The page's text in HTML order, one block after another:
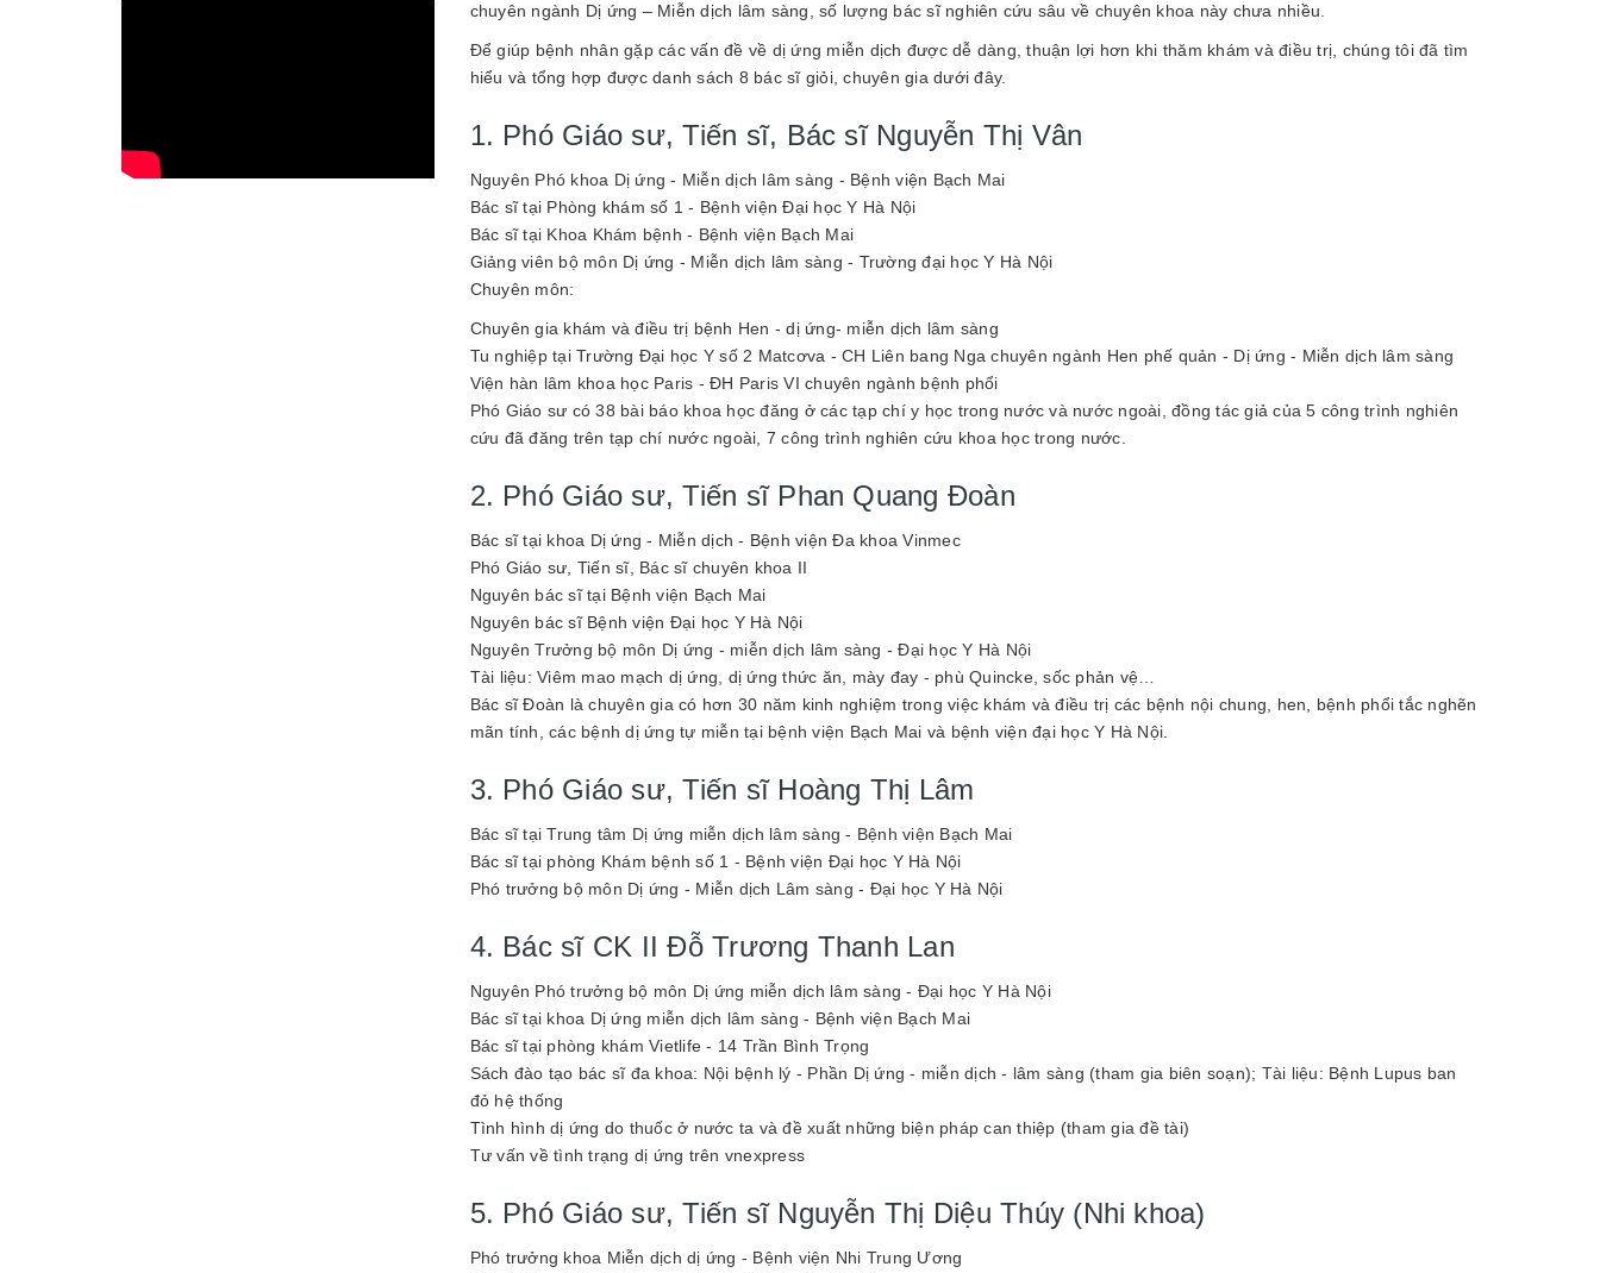
chuyên ngành Dị ứng – Miễn dịch lâm sàng, số lượng bác sĩ nghiên cứu sâu về chuyên khoa này chưa nhiều.
Để giúp bệnh nhân gặp các vấn đề về dị ứng miễn dịch được dễ dàng, thuận lợi hơn khi thăm khám và điều trị, chúng tôi đã tìm
hiểu và tổng hợp được danh sách 8 bác sĩ giỏi, chuyên gia dưới đây.
1. Phó Giáo sư, Tiến sĩ, Bác sĩ Nguyễn Thị Vân
Nguyên Phó khoa Dị ứng - Miễn dịch lâm sàng - Bệnh viện Bạch Mai
Bác sĩ tại Phòng khám số 1 - Bệnh viện Đại học Y Hà Nội
Bác sĩ tại Khoa Khám bệnh - Bệnh viện Bạch Mai
Giảng viên bộ môn Dị ứng - Miễn dịch lâm sàng - Trường đại học Y Hà Nội
Chuyên môn:
Chuyên gia khám và điều trị bệnh Hen - dị ứng- miễn dịch lâm sàng
Tu nghiệp tại Trường Đại học Y số 2 Matcơva - CH Liên bang Nga chuyên ngành Hen phế quản - Dị ứng - Miễn dịch lâm sàng
Viện hàn lâm khoa học Paris - ĐH Paris VI chuyên ngành bệnh phổi
Phó Giáo sư có 38 bài báo khoa học đăng ở các tạp chí y học trong nước và nước ngoài, đồng tác giả của 5 công trình nghiên
cứu đã đăng trên tạp chí nước ngoài, 7 công trình nghiên cứu khoa học trong nước.
2. Phó Giáo sư, Tiến sĩ Phan Quang Đoàn
Bác sĩ tại khoa Dị ứng - Miễn dịch - Bệnh viện Đa khoa Vinmec
Phó Giáo sư, Tiến sĩ, Bác sĩ chuyên khoa II
Nguyên bác sĩ tại Bệnh viện Bạch Mai
Nguyên bác sĩ Bệnh viện Đại học Y Hà Nội
Nguyên Trưởng bộ môn Dị ứng - miễn dịch lâm sàng - Đại học Y Hà Nội
Tài liệu: Viêm mao mạch dị ứng, dị ứng thức ăn, mày đay - phù Quincke, sốc phản vệ…
Bác sĩ Đoàn là chuyên gia có hơn 30 năm kinh nghiệm trong việc khám và điều trị các bệnh nội chung, hen, bệnh phổi tắc nghẽn
mãn tính, các bệnh dị ứng tự miễn tại bệnh viện Bạch Mai và bệnh viện đại học Y Hà Nội.
3. Phó Giáo sư, Tiến sĩ Hoàng Thị Lâm
Bác sĩ tại Trung tâm Dị ứng miễn dịch lâm sàng - Bệnh viện Bạch Mai
Bác sĩ tại phòng Khám bệnh số 1 - Bệnh viện Đại học Y Hà Nội
Phó trưởng bộ môn Dị ứng - Miễn dịch Lâm sàng - Đại học Y Hà Nội
4. Bác sĩ CK II Đỗ Trương Thanh Lan
Nguyên Phó trưởng bộ môn Dị ứng miễn dịch lâm sàng - Đại học Y Hà Nội
Bác sĩ tại khoa Dị ứng miễn dịch lâm sàng - Bệnh viện Bạch Mai
Bác sĩ tại phòng khám Vietlife - 14 Trần Bình Trọng
Sách đào tạo bác sĩ đa khoa: Nội bệnh lý - Phần Dị ứng - miễn dịch - lâm sàng (tham gia biên soạn); Tài liệu: Bệnh Lupus ban
đỏ hệ thống
Tình hình dị ứng do thuốc ở nước ta và đề xuất những biện pháp can thiệp (tham gia đề tài)
Tư vấn về tình trạng dị ứng trên vnexpress
5. Phó Giáo sư, Tiến sĩ Nguyễn Thị Diệu Thúy (Nhi khoa)
Phó trưởng khoa Miễn dịch dị ứng - Bệnh viện Nhi Trung Ương